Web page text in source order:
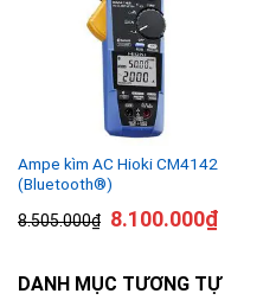
Ampe kìm AC Hioki CM4142
(Bluetooth®)
8.505.000₫ 8.100.000₫
DANH MỤC TƯƠNG TỰ